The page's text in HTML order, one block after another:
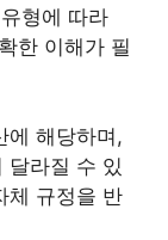
형에 따라
한 이해가 필
에 해당하며,
달라질 수 있
체 규정을 반